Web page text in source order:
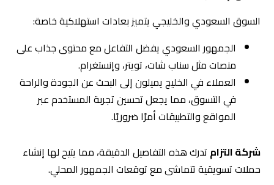
المناسبات المحلية مثل رمضان والعيد، حيث تزداد فرص
الحملات التسويقية الناجحة.
اللغة المستخدمة في الإعلانات، حيث يُفضل استخدام
اللغة العربية مع لمسة محلية.
شركة التزام تضمن أن كل حملة تسويقية تأخذ في الاعتبار
الثقافة المحلية والقيم الاجتماعية.